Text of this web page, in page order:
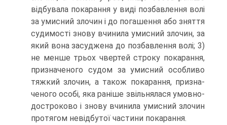
відбувала покарання у виді позбавлення волі
за умисний злочин і до погашення або зняття
судимості знову вчинила умисний злочин, за
який вона засуджена до позбавлення волі; 3)
не менше трьох чвертей строку покарання,
призначеного су­дом за умисний особливо
тяжкий злочин, а також покарання, призна­
ченого особі, яка раніше звільнялася умовно-
достроково і знову вчинила умисний злочин
протягом невідбутої частини покарання.